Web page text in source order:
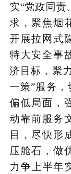
实“党政同责
求，聚焦烟
开展拉网式
特大安全事
济目标，聚
一策”服务
偏低局面，
动靠前服务
目，尽快形
压舱石，做
力争上半年